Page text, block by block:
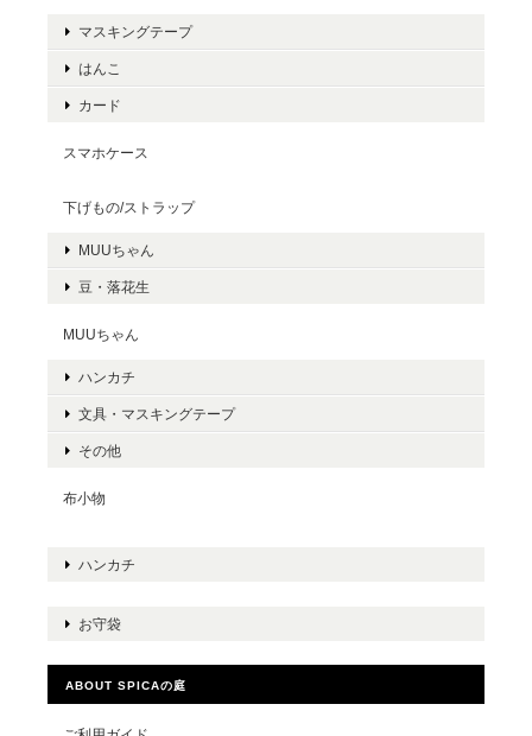
マスキングテープ
はんこ
カード
スマホケース
下げもの/ストラップ
MUUちゃん
豆・落花生
MUUちゃん
ハンカチ
文具・マスキングテープ
その他
布小物
ハンカチ
お守袋
ABOUT SPICAの庭